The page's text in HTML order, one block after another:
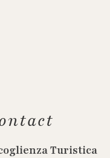
Turistica